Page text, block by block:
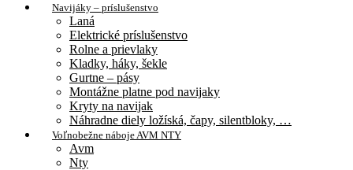
Navijáky – príslušenstvo
Laná
Elektrické príslušenstvo
Rolne a prievlaky
Kladky, háky, šekle
Gurtne – pásy
Montážne platne pod navijaky
Kryty na navijak
Náhradne diely ložíská, čapy, silentbloky, …
Voľnobežne náboje AVM NTY
Avm
Nty